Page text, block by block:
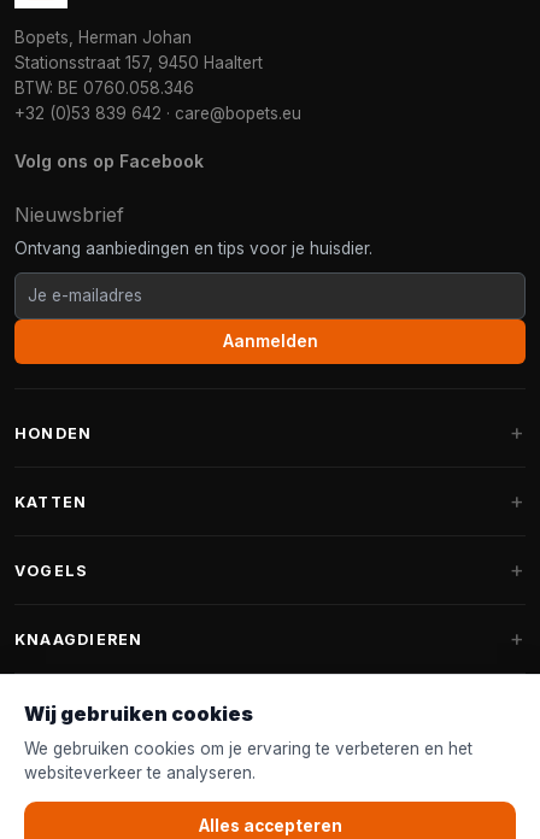
Bopets, Herman Johan
Stationsstraat 157, 9450 Haaltert
BTW: BE 0760.058.346
+32 (0)53 839 642 · care@bopets.eu
Volg ons op Facebook
Nieuwsbrief
Ontvang aanbiedingen en tips voor je huisdier.
Aanmelden
HONDEN
Fantail hondenmanden
Hondenspeelgoed
Halsband & Lijn
Shampoo & Verzorging
KATTEN
Krabpalen voor Maine Coon
Kattenmanden
VOGELS
Vogelvoer binnenvogels
Voederhuisjes
Nestkastjes & Nesting
Tuinvogelvoer
KNAAGDIEREN
Knaagdierenvoer
Accessoires
KLANTENSERVICE
Wij gebruiken cookies
We gebruiken cookies om je ervaring te verbeteren en het
websiteverkeer te analyseren.
Alles accepteren